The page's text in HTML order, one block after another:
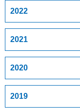
2022
2021
2020
2019